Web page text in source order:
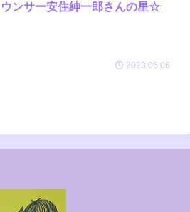
ウンサー安住紳一郎さんの星☆
2023.06.06